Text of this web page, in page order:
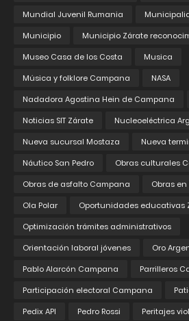
Mundial Juvenil Rumania
Municipio
Municipio Zárate
Museo Casa de los Costa
Musica
Música y folklore Campana
NASA
Nadadora Agostina Hein de Campana
Noticias SIT Zárate
Nucleoeléctrica
Nueva sucursal Mostaza
Nueva
Náutico San Pedro
Obras culturales
Obras de asfalto Campana
Obras
Ola Polar
Oportunidades educativas
Optimización trámites administrativos
Orientación laboral jóvenes
Oro
Pablo Alarcón Campana
Parrilleros
Participación electoral Campana
Pedix API
Pedro Rossi
Peritajes